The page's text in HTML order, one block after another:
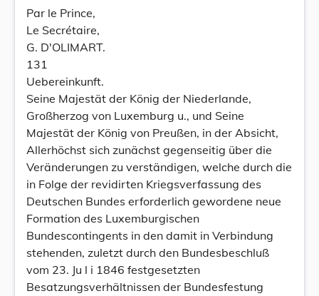
Par le Prince,
Le Secrétaire,
G. D'OLIMART.
131
Uebereinkunft.
Seine Majestät der König der Niederlande,
Großherzog von Luxemburg u., und Seine
Majestät der König von Preußen, in der Absicht,
Allerhöchst sich zunächst gegenseitig über die
Veränderungen zu verständigen, welche durch die
in Folge der revidirten Kriegsverfassung des
Deutschen Bundes erforderlich gewordene neue
Formation des Luxemburgischen
Bundescontingents in den damit in Verbindung
stehenden, zuletzt durch den Bundesbeschluß
vom 23. Ju l i 1846 festgesetzten
Besatzungsverhältnissen der Bundesfestung